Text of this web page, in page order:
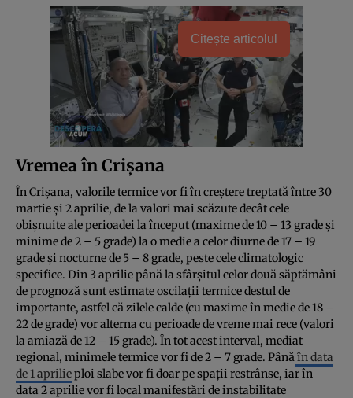
Citește articolul
Vremea în Crișana
În Crișana, valorile termice vor fi în creştere treptată între 30
martie şi 2 aprilie, de la valori mai scăzute decât cele
obişnuite ale perioadei la început (maxime de 10 – 13 grade şi
minime de 2 – 5 grade) la o medie a celor diurne de 17 – 19
grade şi nocturne de 5 – 8 grade, peste cele climatologic
specifice. Din 3 aprilie până la sfârşitul celor două săptămâni
de prognoză sunt estimate oscilaţii termice destul de
importante, astfel că zilele calde (cu maxime în medie de 18 –
22 de grade) vor alterna cu perioade de vreme mai rece (valori
la amiază de 12 – 15 grade). În tot acest interval, mediat
regional, minimele termice vor fi de 2 – 7 grade. Pânăîn data
de 1 aprilieploi slabe vor fi doar pe spaţii restrânse, iar în
data 2 aprilie vor fi local manifestări de instabilitate